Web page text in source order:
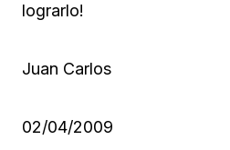
lograrlo!
Juan Carlos
02/04/2009